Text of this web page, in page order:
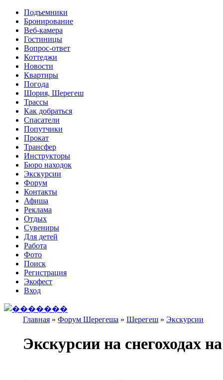
Перейти к основному содержанию
Подъемники
Бронирование
Веб-камера
Гостиницы
Вопрос-ответ
Коттеджи
Новости
Квартиры
Погода
Шория, Шерегеш
Трассы
Как добраться
Спасатели
Попутчики
Прокат
Трансфер
Инструкторы
Бюро находок
Экскурсии
Форум
Контакты
Афиша
Реклама
Отдых
Сувениры
Для детей
Работа
Фото
Поиск
Регистрация
Экофест
Вход
Главная » Форум Шерегеша » Шерегеш » Экскурсии
Экскурсии на снегоходах